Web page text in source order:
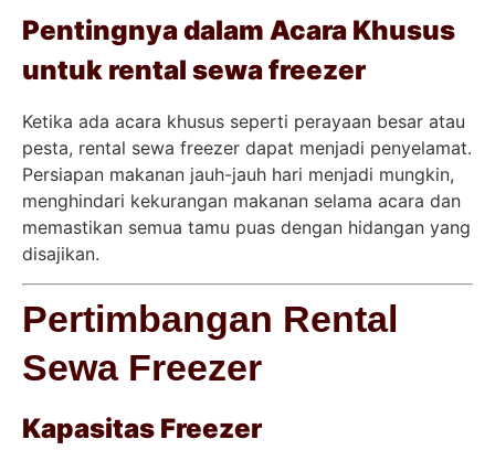
Pentingnya dalam Acara Khusus
untuk rental sewa freezer
Ketika ada acara khusus seperti perayaan besar atau
pesta, rental sewa freezer dapat menjadi penyelamat.
Persiapan makanan jauh-jauh hari menjadi mungkin,
menghindari kekurangan makanan selama acara dan
memastikan semua tamu puas dengan hidangan yang
disajikan.
Pertimbangan Rental
Sewa Freezer
Kapasitas Freezer